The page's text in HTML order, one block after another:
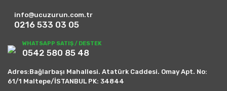
info@ucuzurun.com.tr
0216 533 03 05
WHATSAPP SATIŞ / DESTEK
0542 580 85 48
Adres:Bağlarbaşı Mahallesi. Atatürk Caddesi. Omay Apt. No:
61/1 Maltepe/İSTANBUL PK: 34844